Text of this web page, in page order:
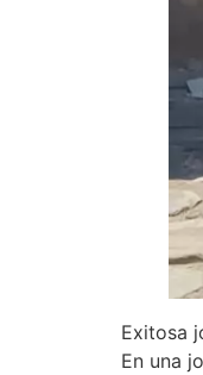
Exitosa
En una